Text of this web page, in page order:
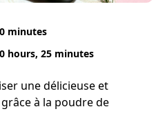
minutes
hours, 25 minutes
une délicieuse et
à la poudre de